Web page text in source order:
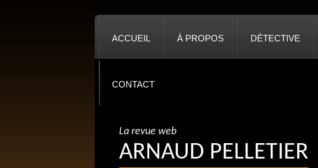
ACCUEIL À PROPOS DÉTECTIVE
CONTACT
La revue web
ARNAUD PELLETIER